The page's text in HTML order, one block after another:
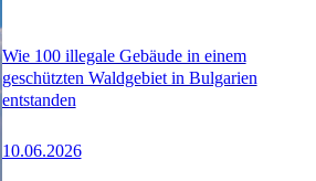
Wie 100 illegale Gebäude in einem
geschützten Waldgebiet in Bulgarien
entstanden
10.06.2026